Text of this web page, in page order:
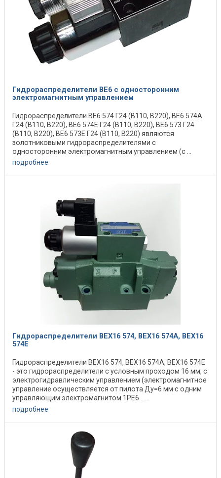
Гидрораспределители ВЕ6 с односторонним
электромагнитным управлением
Гидрораспределители ВЕ6 574 Г24 (В110, В220), ВЕ6 574А
Г24 (В110, В220), ВЕ6 574Е Г24 (В110, В220), ВЕ6 573 Г24
(В110, В220), ВЕ6 573Е Г24 (В110, В220) являются
золотниковыми гидрораспределителями с
односторонним электромагнитным управлением (с ...
подробнее
Гидрораспределители ВЕХ16 574, ВЕХ16 574А, ВЕХ16
574Е
Гидрораспределители ВЕХ16 574, ВЕХ16 574А, ВЕХ16 574Е
- это гидрораспределители с условным проходом 16 мм, с
электрогидравлическим управлением (электромагнитное
управление осуществляется от пилота Ду=6 мм с одним
управляющим электромагнитом 1РЕ6... ...
подробнее